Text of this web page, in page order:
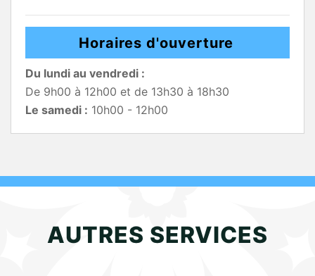
Horaires d'ouverture
Du lundi au vendredi :
De 9h00 à 12h00 et de 13h30 à 18h30
Le samedi : 10h00 - 12h00
AUTRES SERVICES